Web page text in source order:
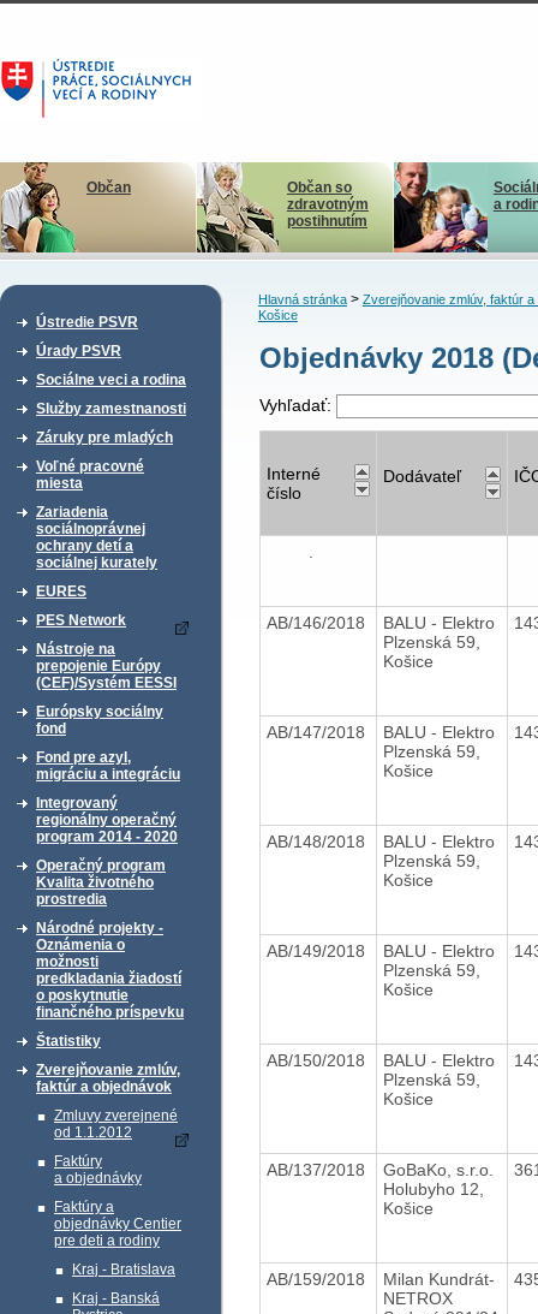
Občan
Občan so
zdravotným
postihnutím
a
Ústredie PSVR
Úrady PSVR
Sociálne veci a rodina
Služby zamestnanosti
Záruky pre mladých
Voľné pracovné
miesta
Zariadenia
sociálnoprávnej
ochrany detí a
sociálnej kurately
EURES
PES Network
Nástroje na
prepojenie Európy
(CEF)/Systém EESSI
Európsky sociálny
fond
Fond pre azyl,
migráciu a integráciu
Integrovaný
regionálny operačný
program 2014 - 2020
Operačný program
Kvalita životného
prostredia
Národné projekty -
Oznámenia o
možnosti
predkladania žiadostí
o poskytnutie
finančného príspevku
Štatistiky
Zverejňovanie zmlúv,
faktúr a objednávok
Zmluvy zverejnené
od 1.1.2012
Faktúry
a objednávky
Faktúry a
objednávky Centier
pre deti a rodiny
Kraj - Bratislava
Kraj - Banská
Hlavná stránka> Zverejňovanie zmlúv, faktúr a
Košice
Objednávky 2018
Vyhľadať:
Interné
číslo
Dodávateľ
AB/146/2018
BALU - Elektro
Plzenská 59,
Košice
AB/147/2018
BALU - Elektro
Plzenská 59,
Košice
AB/148/2018
BALU - Elektro
Plzenská 59,
Košice
AB/149/2018
BALU - Elektro
Plzenská 59,
Košice
AB/150/2018
BALU - Elektro
Plzenská 59,
Košice
AB/137/2018
GoBaKo, s.r.o.
Holubyho 12,
Košice
AB/159/2018
Milan Kundrát-
NETROX